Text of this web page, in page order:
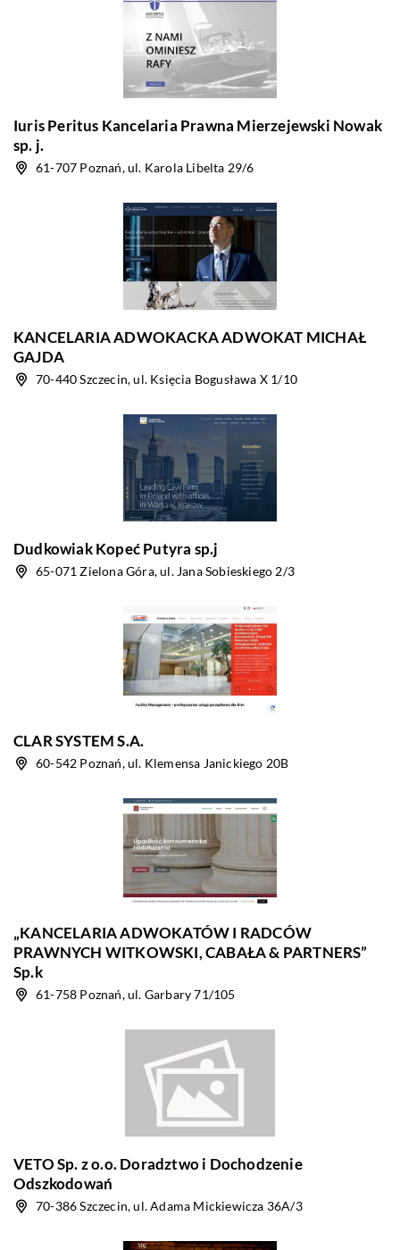
Iuris Peritus Kancelaria Prawna Mierzejewski Nowak
sp. j.
61-707 Poznań, ul. Karola Libelta 29/6
KANCELARIA ADWOKACKA ADWOKAT MICHAŁ
GAJDA
70-440 Szczecin, ul. Księcia Bogusława X 1/10
Dudkowiak Kopeć Putyra sp.j
65-071 Zielona Góra, ul. Jana Sobieskiego 2/3
CLAR SYSTEM S.A.
60-542 Poznań, ul. Klemensa Janickiego 20B
„KANCELARIA ADWOKATÓW I RADCÓW
PRAWNYCH WITKOWSKI, CABAŁA & PARTNERS”
Sp.k
61-758 Poznań, ul. Garbary 71/105
VETO Sp. z o.o. Doradztwo i Dochodzenie
Odszkodowań
70-386 Szczecin, ul. Adama Mickiewicza 36A/3